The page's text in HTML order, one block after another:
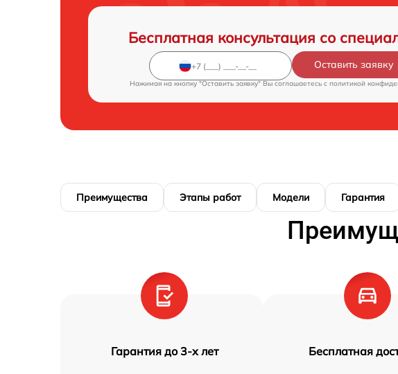
Бесплатная консультация со
Оставить заявку
Нажимая на кнопку "Оставить заявку" Вы соглашаетесь c политикой
Преимущества Этапы работ Модели Гарантия
Гарантия до 3-х лет Бесплатная